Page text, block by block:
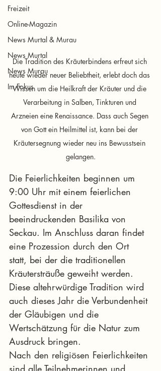
Freizeit
Online-Magazin
News Murtal & Murau
News Murtal
News Murau
Im Fokus
Die Tradition des Kräuterbindens erfreut sich
heute wieder neuer Beliebtheit, erlebt doch das
Wissen um die Heilkraft der Kräuter und die
Verarbeitung in Salben, Tinkturen und
Arzneien eine Renaissance. Dass auch Segen
von Gott ein Heilmittel ist, kann bei der
Kräutersegnung wieder neu ins Bewusstsein
gelangen.
Die Feierlichkeiten beginnen um
9:00 Uhr mit einem feierlichen
Gottesdienst in der
beeindruckenden Basilika von
Seckau. Im Anschluss daran findet
eine Prozession durch den Ort
statt, bei der die traditionellen
Kräutersträuße geweiht werden.
Diese altehrwürdige Tradition wird
auch dieses Jahr die Verbundenheit
der Gläubigen und die
Wertschätzung für die Natur zum
Ausdruck bringen.
Nach den religiösen Feierlichkeiten